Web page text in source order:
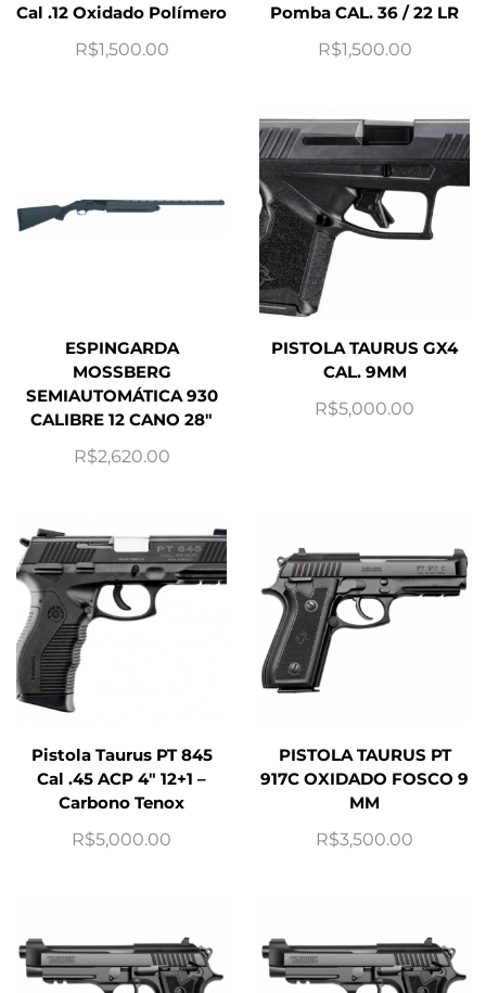
Cal .12 Oxidado Polímero
R$1,500.00
Pomba CAL. 36 / 22 LR
R$1,500.00
ESPINGARDA
MOSSBERG
SEMIAUTOMÁTICA 930
CALIBRE 12 CANO 28″
R$2,620.00
PISTOLA TAURUS GX4
CAL. 9MM
R$5,000.00
Pistola Taurus PT 845
Cal .45 ACP 4″ 12+1 –
Carbono Tenox
R$5,000.00
PISTOLA TAURUS PT
917C OXIDADO FOSCO 9
MM
R$3,500.00